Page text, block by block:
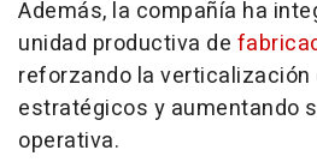
Además, la compañía ha
unidad productiva de
reforzando la verticalización
estratégicos y aumentando
operativa.